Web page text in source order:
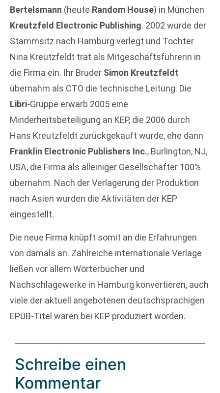
Bertelsmann (heute Random House) in München
Kreutzfeld Electronic Publishing. 2002 wurde der
Stammsitz nach Hamburg verlegt und Tochter
Nina Kreutzfeldt trat als Mitgeschäftsführerin in
die Firma ein. Ihr Bruder Simon Kreutzfeldt
übernahm als CTO die technische Leitung. Die
Libri-Gruppe erwarb 2005 eine
Minderheitsbeteiligung an KEP, die 2006 durch
Hans Kreutzfeldt zurückgekauft wurde, ehe dann
Franklin Electronic Publishers Inc., Burlington, NJ,
USA, die Firma als alleiniger Gesellschafter 100%
übernahm. Nach der Verlagerung der Produktion
nach Asien wurden die Aktivitäten der KEP
eingestellt.
Die neue Firma knüpft somit an die Erfahrungen
von damals an. Zahlreiche internationale Verlage
ließen vor allem Wörterbücher und
Nachschlagewerke in Hamburg konvertieren, auch
viele der aktuell angebotenen deutschsprachigen
EPUB-Titel waren bei KEP produziert worden.
Schreibe einen
Kommentar